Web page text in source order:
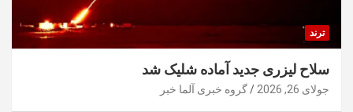
ترند
سلاح لیزری جدید آماده شلیک شد
جولای 26, 2026 گروه خبری آلما خبر